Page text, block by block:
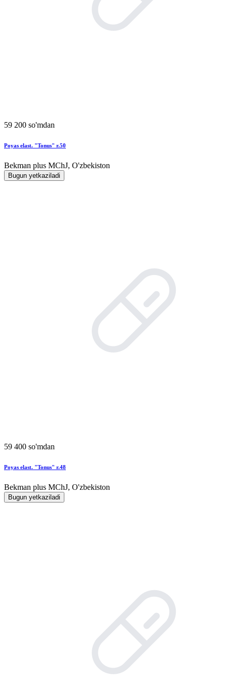
59 200 so'mdan
Poyas elast. "Tonus" r.50
Bekman plus MChJ, O'zbekiston
Bugun yetkaziladi
59 400 so'mdan
Poyas elast. "Tonus" r.48
Bekman plus MChJ, O'zbekiston
Bugun yetkaziladi